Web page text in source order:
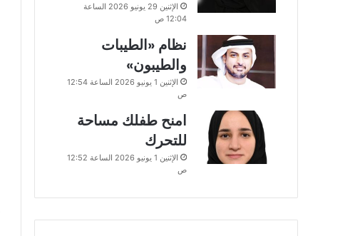
الإثنين 29 يونيو 2026 الساعة
12:04 ص
نظام «الطيبات
والطيبون»
الإثنين 1 يونيو 2026 الساعة 12:54
ص
امنح طفلك مساحة
للتحرك
الإثنين 1 يونيو 2026 الساعة 12:52
ص